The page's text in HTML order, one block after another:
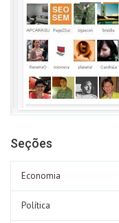
Seções
Economia
Política